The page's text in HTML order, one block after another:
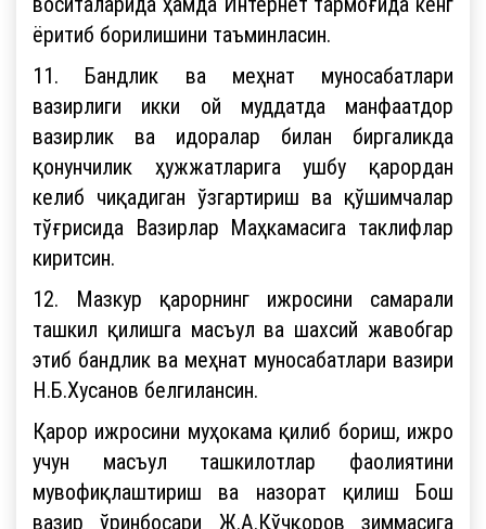
ёритиб борилишини таъминласин.
11. Бандлик ва меҳнат муносабатлари
вазирлиги икки ой муддатда манфаатдор
вазирлик ва идоралар билан биргаликда
қонунчилик ҳужжатларига ушбу қарордан
келиб чиқадиган ўзгартириш ва қўшимчалар
тўғрисида Вазирлар Маҳкамасига таклифлар
киритсин.
12. Мазкур қарорнинг ижросини самарали
ташкил қилишга масъул ва шахсий жавобгар
этиб бандлик ва меҳнат муносабатлари вазири
Н.Б.Хусанов белгилансин.
Қарор ижросини муҳокама қилиб бориш, ижро
учун масъул ташкилотлар фаолиятини
мувофиқлаштириш ва назорат қилиш Бош
вазир ўринбосари Ж.А.Қўчқоров зиммасига